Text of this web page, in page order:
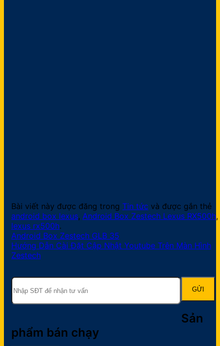
Bài viết này được đăng trong Tin tức và được gắn thẻ
android box lexus, Android Box Zestech Lexus RX500h,
lexus rx500h.
Android Box Zestech GLB 35
Hướng Dẫn Cài Đặt Cập Nhật Youtube Trên Màn Hình
Zestech
Sản
phẩm bán chạy